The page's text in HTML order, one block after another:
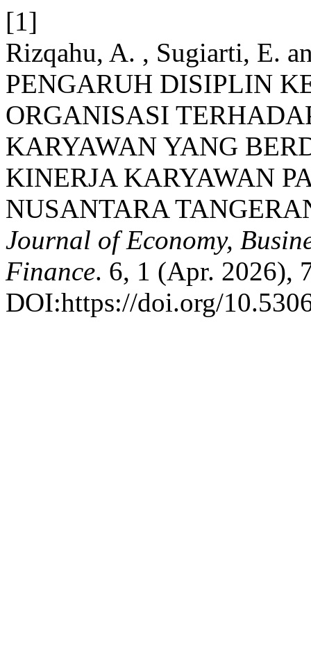
[1]
Rizqahu, A. , Sugiarti, E.
PENGARUH DISIPLIN
ORGANISASI
KARYAWAN YANG
KINERJA KARYAWAN
NUSANTARA
Journal of Economy,
Finance. 6, 1 (Apr. 2026),
DOI:https://doi.org/